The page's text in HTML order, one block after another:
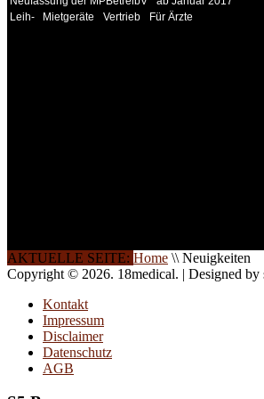
Leih-
Mietgeräte Vertrieb Für Ärzte
AKTUELLE SEITE: Home \\ Neuigkeiten
Copyright © 2026. 18medical. | Designed by
Kontakt
Impressum
Disclaimer
Datenschutz
AGB